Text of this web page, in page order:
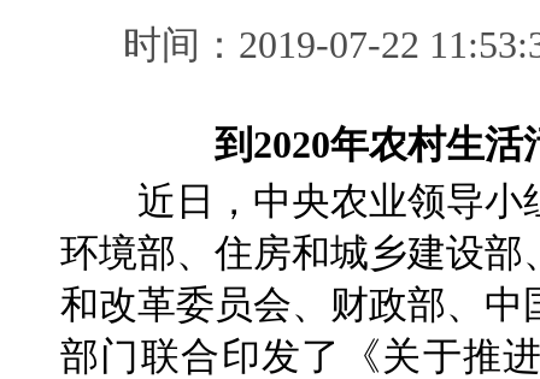
时间：2019-07-22
到2020年农村生
近日，中央农业领导小
环境部、住房和城乡建设
和改革委员会、财政部、
部门联合印发了《关于推